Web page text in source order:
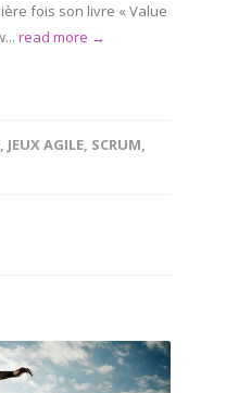
fois son livre « Value
read more →
, JEUX AGILE, SCRUM,